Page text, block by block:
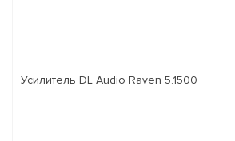
Усилитель DL Audio Raven 5.1500